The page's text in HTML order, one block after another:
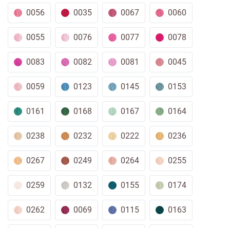
0056 0035 0067 0060
0055 0076 0077 0078
0083 0082 0081 0045
0059 0123 0145 0153
0161 0168 0167 0164
0238 0232 0222 0236
0267 0249 0264 0255
0259 0132 0155 0174
0262 0069 0115 0163